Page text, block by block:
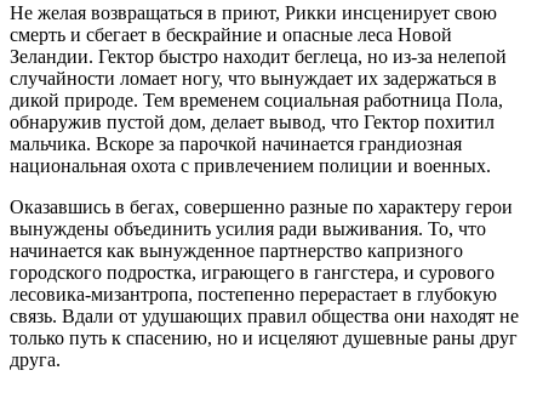
Не желая возвращаться в приют, Рикки инсценирует свою
смерть и сбегает в бескрайние и опасные леса Новой
Зеландии. Гектор быстро находит беглеца, но из-за нелепой
случайности ломает ногу, что вынуждает их задержаться в
дикой природе. Тем временем социальная работница Пола,
обнаружив пустой дом, делает вывод, что Гектор похитил
мальчика. Вскоре за парочкой начинается грандиозная
национальная охота с привлечением полиции и военных.
Оказавшись в бегах, совершенно разные по характеру герои
вынуждены объединить усилия ради выживания. То, что
начинается как вынужденное партнерство капризного
городского подростка, играющего в гангстера, и сурового
лесовика-мизантропа, постепенно перерастает в глубокую
связь. Вдали от удушающих правил общества они находят не
только путь к спасению, но и исцеляют душевные раны друг
друга.